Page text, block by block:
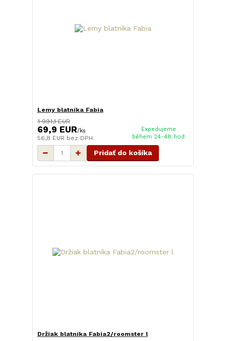
Lemy blatníka Fabia
1 991,1 EUR
69,9 EUR/ks
56,8 EUR bez DPH
Expedujeme
během 24-48 hod
Pridať do košíka
Držiak blatníka Fabia2/roomster l